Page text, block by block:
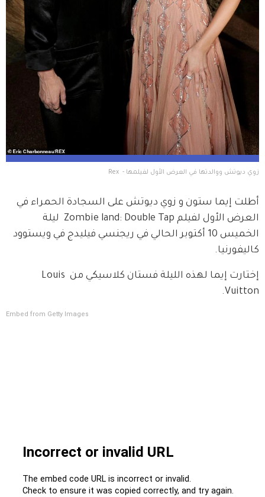
زوي ديوتش ووالدتها في العرض الأول لفيلمها -  Rex
أطلت إيما ستون و زوي ديوتش على السجادة الحمراء في
العرض الأول لفيلم Zombie land: Double Tap  ليلة
الخميس 10 أكتوبر الحالي في ريجنسي فيليدج في ويستوود
كاليفورنيا.
إختارت إيما لهذه الليلة فستان كلاسيكي من Louis
Vuitton.
Embed from Getty Images